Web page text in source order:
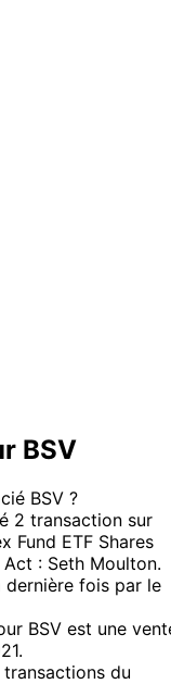
BSV
BSV ?
2 transaction sur
Fund ETF Shares
: Seth Moulton.
dernière fois par le
BSV est une
du